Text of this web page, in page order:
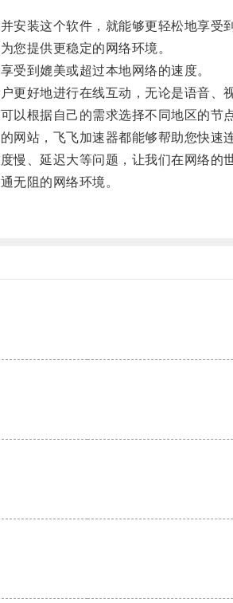
装这个软件，就能够更轻松地享受
提供更稳定的网络环境。
到媲美或超过本地网络的速度。
好地进行在线互动，无论是语音、
根据自己的需求选择不同地区的节
站，飞飞加速器都能够帮助您快速
、延迟大等问题，让我们在网络的
阻的网络环境。